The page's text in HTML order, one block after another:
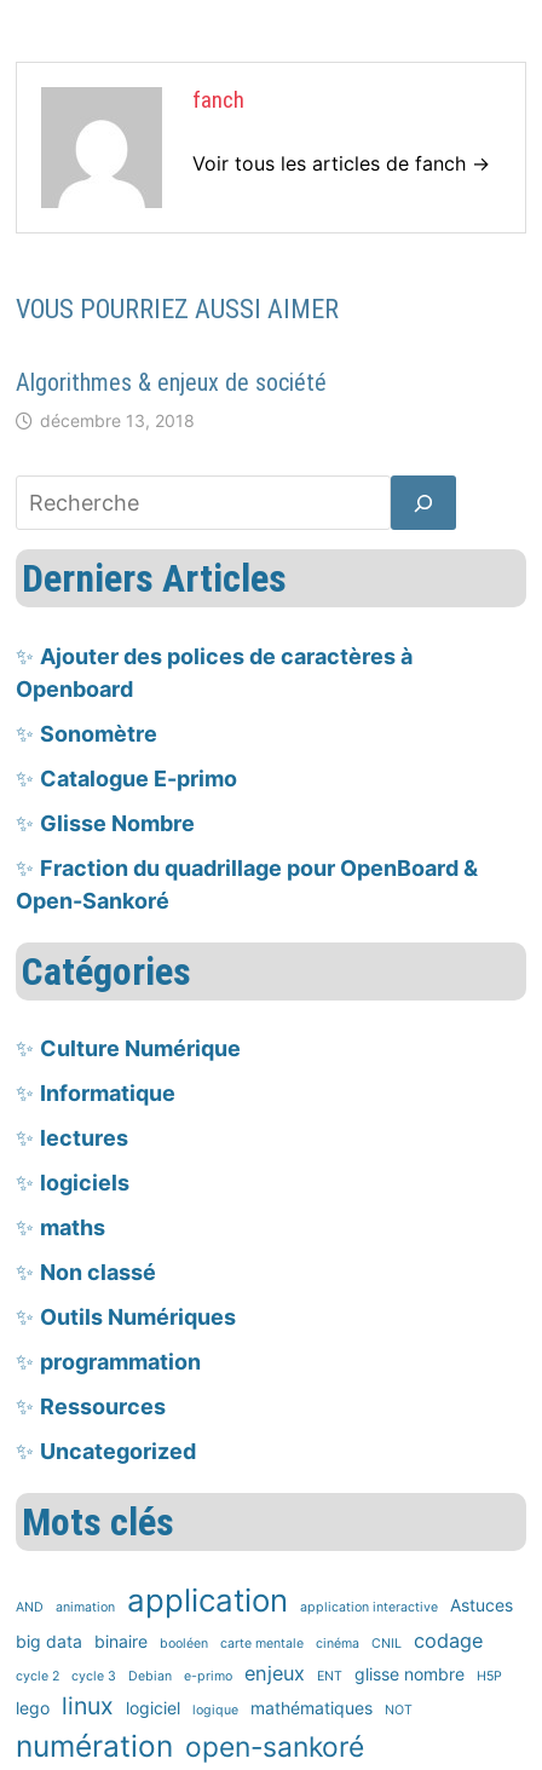
fanch
Voir tous les articles de fanch →
VOUS POURRIEZ AUSSI AIMER
Algorithmes & enjeux de société
décembre 13, 2018
Derniers Articles
Ajouter des polices de caractères à
Openboard
Sonomètre
Catalogue E-primo
Glisse Nombre
Fraction du quadrillage pour OpenBoard &
Open-Sankoré
Catégories
Culture Numérique
Informatique
lectures
logiciels
maths
Non classé
Outils Numériques
programmation
Ressources
Uncategorized
Mots clés
AND animation application application interactive
Astuces
big data
binaire booléen carte mentale cinéma CNIL codage
cycle 2 cycle 3 Debian e-primo enjeux ENT glisse nombre H5P
lego linux logiciel logique mathématiques NOT
numération open-sankoré